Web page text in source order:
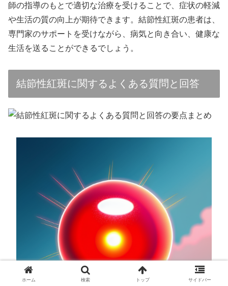
師の指導のもとで適切な治療を受けることで、症状の軽減
や生活の質の向上が期待できます。結節性紅斑の患者は、
専門家のサポートを受けながら、病気と向き合い、健康な
生活を送ることができるでしょう。
結節性紅斑に関するよくある質問と回答
ホーム 検索 トップ サイドバー